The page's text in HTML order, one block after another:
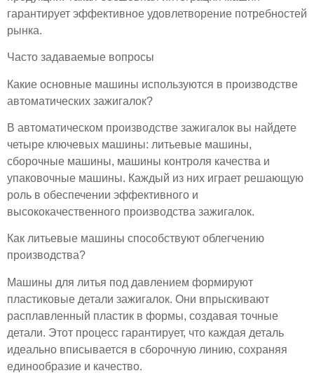
гарантирует эффективное удовлетворение потребностей
рынка.
Часто задаваемые вопросы
Какие основные машины используются в производстве
автоматических зажигалок?
В автоматическом производстве зажигалок вы найдете
четыре ключевых машины: литьевые машины,
сборочные машины, машины контроля качества и
упаковочные машины. Каждый из них играет решающую
роль в обеспечении эффективного и
высококачественного производства зажигалок.
Как литьевые машины способствуют облегчению
производства?
Машины для литья под давлением формируют
пластиковые детали зажигалок. Они впрыскивают
расплавленный пластик в формы, создавая точные
детали. Этот процесс гарантирует, что каждая деталь
идеально вписывается в сборочную линию, сохраняя
единообразие и качество.